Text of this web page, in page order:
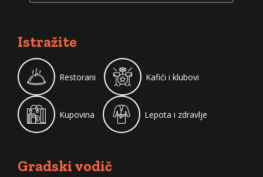
Istražite
Restorani Kafići i klubovi
Kupovina Lepota i zdravlje
Gradski vodič